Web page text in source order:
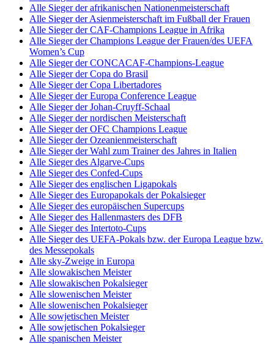
Alle Sieger der afrikanischen Nationenmeisterschaft
Alle Sieger der Asienmeisterschaft im Fußball der Frauen
Alle Sieger der CAF-Champions League in Afrika
Alle Sieger der Champions League der Frauen/des UEFA
Women’s Cup
Alle Sieger der CONCACAF-Champions-League
Alle Sieger der Copa do Brasil
Alle Sieger der Copa Libertadores
Alle Sieger der Europa Conference League
Alle Sieger der Johan-Cruyff-Schaal
Alle Sieger der nordischen Meisterschaft
Alle Sieger der OFC Champions League
Alle Sieger der Ozeanienmeisterschaft
Alle Sieger der Wahl zum Trainer des Jahres in Italien
Alle Sieger des Algarve-Cups
Alle Sieger des Confed-Cups
Alle Sieger des englischen Ligapokals
Alle Sieger des Europapokals der Pokalsieger
Alle Sieger des europäischen Supercups
Alle Sieger des Hallenmasters des DFB
Alle Sieger des Intertoto-Cups
Alle Sieger des UEFA-Pokals bzw. der Europa League bzw.
des Messepokals
Alle sky-Zweige in Europa
Alle slowakischen Meister
Alle slowakischen Pokalsieger
Alle slowenischen Meister
Alle slowenischen Pokalsieger
Alle sowjetischen Meister
Alle sowjetischen Pokalsieger
Alle spanischen Meister